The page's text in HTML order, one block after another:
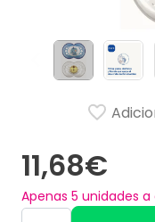
11,68€
Apenas 5 unidades